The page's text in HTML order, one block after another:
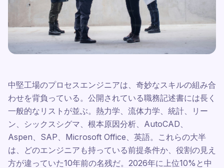
中堅工場のプロセスエンジニアは、奇妙なスキルの組み合
わせを背負っている。公開されている職務記述書には長く
一般的なリストが並ぶ。熱力学、流体力学、統計、リー
ン、シックスシグマ、根本原因分析、AutoCAD、
Aspen、SAP、Microsoft Office、英語。これらの大半
は、どのエンジニアも持っている前提条件か、役割の見え
方が違っていた10年前の名残だ。2026年に上位10%と中